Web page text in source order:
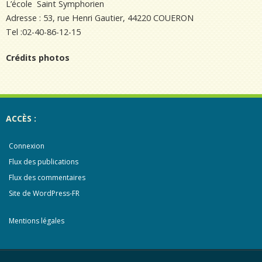
L’école Saint Symphorien
Adresse : 53, rue Henri Gautier, 44220 COUERON
Tel :02-40-86-12-15
Crédits photos
ACCÈS :
Connexion
Flux des publications
Flux des commentaires
Site de WordPress-FR
Mentions légales